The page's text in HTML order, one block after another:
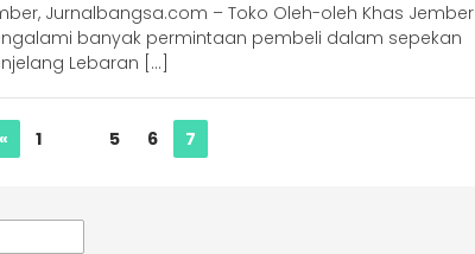
Jurnalbangsa.com – Toko Oleh-oleh Khas Jember
banyak permintaan pembeli dalam sepekan
Lebaran […]
« 1 5 6 7